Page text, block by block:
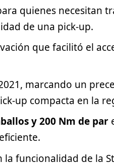
quienes necesitan
de una pick-up.
que facilitó el
marcando un
up compacta en la
y 200 Nm de par
funcionalidad de la